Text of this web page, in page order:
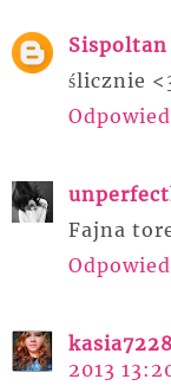
Sispoltan
ślicznie
Fajna
2013